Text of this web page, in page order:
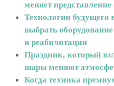
меняет
Технологии
выбрать
и реабилитации
Праздник, который
шары меняют
Когда техника